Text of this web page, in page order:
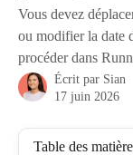
Vous devez
ou modifier la date
procéder dans
Écrit par Sian
17 juin 2026
Table des